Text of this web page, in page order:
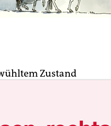
Zustand
nicht in diesem Fall.
Nils hat seine Mutter,